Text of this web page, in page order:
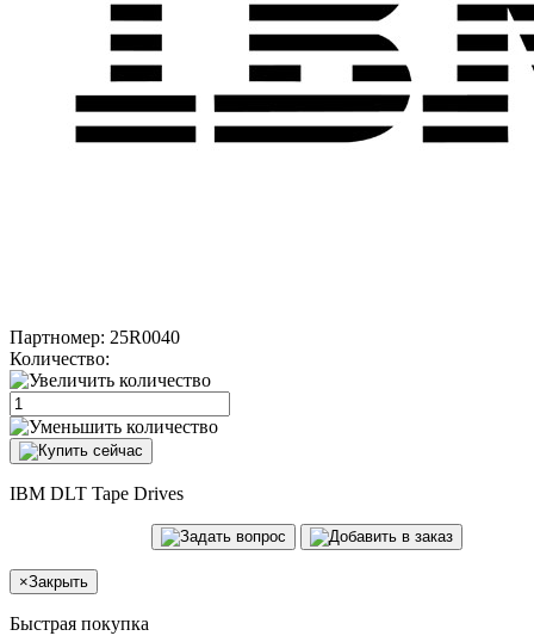
Партномер: 25R0040
Количество:
IBM DLT Tape Drives
×Закрыть
Быстрая покупка